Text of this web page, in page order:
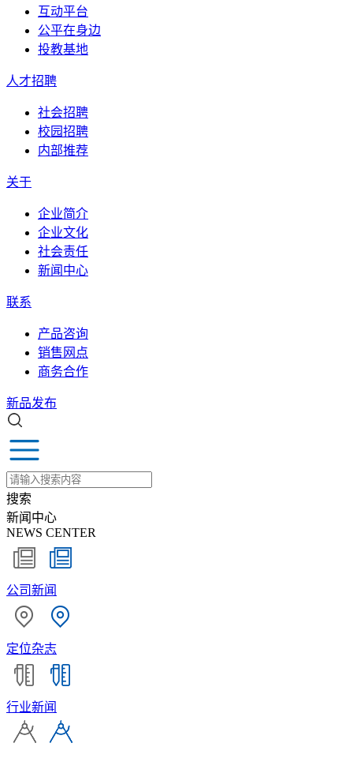
互动平台
公平在身边
投教基地
人才招聘
社会招聘
校园招聘
内部推荐
关于
企业简介
企业文化
社会责任
新闻中心
联系
产品咨询
销售网点
商务合作
新品发布
搜索
新闻中心
NEWS CENTER
公司新闻
定位杂志
行业新闻